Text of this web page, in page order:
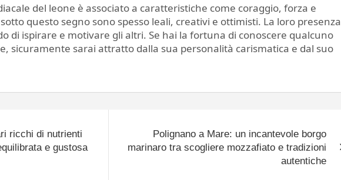
del leone è associato a caratteristiche come coraggio, forza e
questo segno sono spesso leali, creativi e ottimisti. La loro presenza
di ispirare e motivare gli altri. Se hai la fortuna di conoscere qualcuno
sicuramente sarai attratto dalla sua personalità carismatica e dal suo
ricchi di nutrienti
e gustosa
Polignano a Mare: un incantevole borgo
marinaro tra scogliere mozzafiato e tradizioni
autentiche